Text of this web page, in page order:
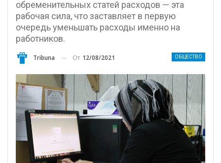
обременительных статей расходов — эта
рабочая сила, что заставляет в первую
очередь уменьшать расходы именно на
работников.
ОБЩЕСТВО
Tribuna От 12/08/2021